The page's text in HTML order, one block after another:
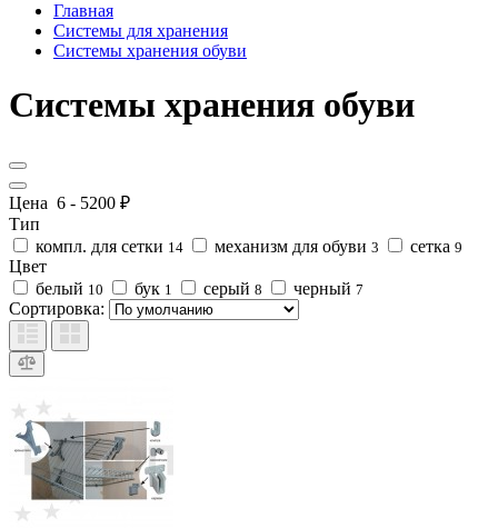
Главная
Системы для хранения
Системы хранения обуви
Системы хранения обуви
Цена 6 - 5200 ₽
Тип
компл. для сетки 14 механизм для обуви 3 сетка 9
Цвет
белый 10 бук 1 серый 8 черный 7
Сортировка: